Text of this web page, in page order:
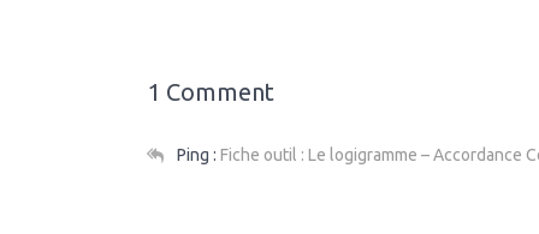
1 Comment
Ping : Fiche outil : Le logigramme – Accordance